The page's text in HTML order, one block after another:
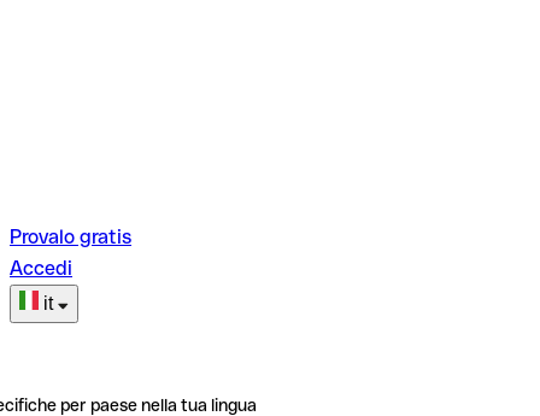
Provalo gratis
Accedi
it
per paese nella tua lingua